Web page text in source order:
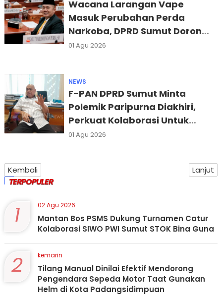
Wacana Larangan Vape
Masuk Perubahan Perda
Narkoba, DPRD Sumut Dorong
Regulasi Lebih Adaptif
01 Agu 2026
NEWS
F-PAN DPRD Sumut Minta
Polemik Paripurna Diakhiri,
Perkuat Kolaborasi Untuk
Percepatan Pembangunan
01 Agu 2026
Kembali Lanjut
TERPOPULER
1 02 Agu 2026
Mantan Bos PSMS Dukung Turnamen Catur
Kolaborasi SIWO PWI Sumut STOK Bina Guna
2 kemarin
Tilang Manual Dinilai Efektif Mendorong
Pengendara Sepeda Motor Taat Gunakan
Helm di Kota Padangsidimpuan